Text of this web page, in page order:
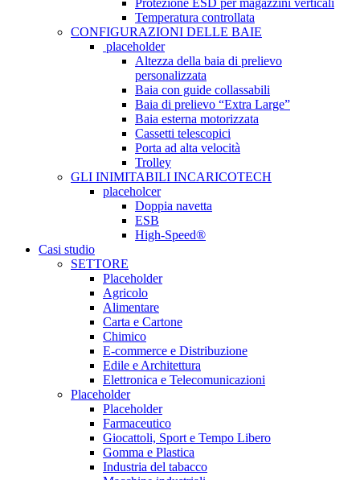
Protezione ESD per magazzini verticali
Temperatura controllata
CONFIGURAZIONI DELLE BAIE
placeholder
Altezza della baia di prelievo
personalizzata
Baia con guide collassabili
Baia di prelievo “Extra Large”
Baia esterna motorizzata
Cassetti telescopici
Porta ad alta velocità
Trolley
GLI INIMITABILI INCARICOTECH
placeholcer
Doppia navetta
ESB
High-Speed®
Casi studio
SETTORE
Placeholder
Agricolo
Alimentare
Carta e Cartone
Chimico
E-commerce e Distribuzione
Edile e Architettura
Elettronica e Telecomunicazioni
Placeholder
Placeholder
Farmaceutico
Giocattoli, Sport e Tempo Libero
Gomma e Plastica
Industria del tabacco